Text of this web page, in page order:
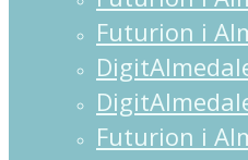
Futurion i
Futurion i